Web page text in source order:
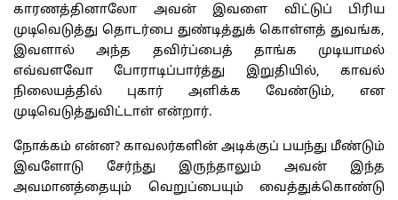
காரணத்தினாலோ அவன் இவளை விட்டுப் பிரிய
முடிவெடுத்து தொடர்பை துண்டித்துக் கொள்ளத் துவங்க,
இவளால் அந்த தவிர்ப்பைத் தாங்க முடியாமல்
எவ்வளவோ போராடிப்பார்த்து இறுதியில், காவல்
நிலையத்தில் புகார் அளிக்க வேண்டும், என
முடிவெடுத்துவிட்டாள் என்றார்.
நோக்கம் என்ன? காவலர்களின் அடிக்குப் பயந்து மீண்டும்
இவளோடு சேர்ந்து இருந்தாலும் அவன் இந்த
அவமானத்தையும் வெறுப்பையும் வைத்துக்கொண்டு